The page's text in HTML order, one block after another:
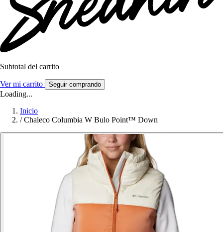
Subtotal del carrito
Ver mi carrito Seguir comprando
Loading...
Inicio
/ Chaleco Columbia W Bulo Point™ Down